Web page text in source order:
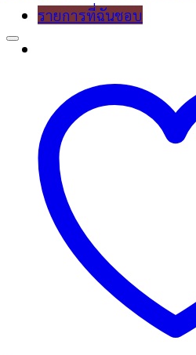
รายการที่ฉันชอบ